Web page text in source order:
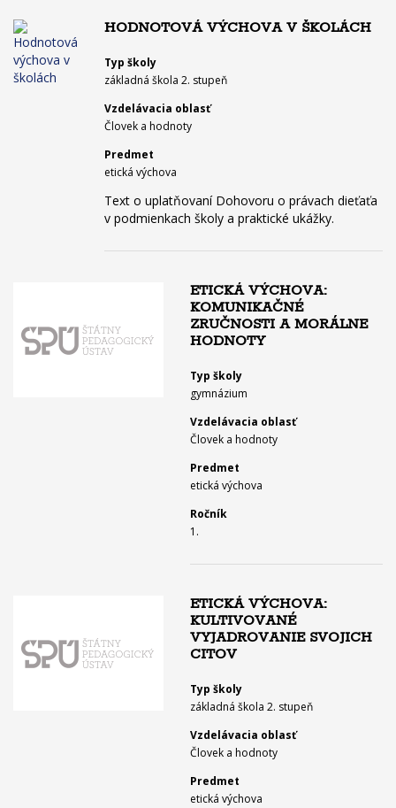
HODNOTOVÁ VÝCHOVA V ŠKOLÁCH
Typ školy
základná škola 2. stupeň
Vzdelávacia oblasť
Človek a hodnoty
Predmet
etická výchova
Text o uplatňovaní Dohovoru o právach dieťaťa
v podmienkach školy a praktické ukážky.
ETICKÁ VÝCHOVA:
KOMUNIKAČNÉ
ZRUČNOSTI A MORÁLNE
HODNOTY
Typ školy
gymnázium
Vzdelávacia oblasť
Človek a hodnoty
Predmet
etická výchova
Ročník
1.
ETICKÁ VÝCHOVA:
KULTIVOVANÉ
VYJADROVANIE SVOJICH
CITOV
Typ školy
základná škola 2. stupeň
Vzdelávacia oblasť
Človek a hodnoty
Predmet
etická výchova